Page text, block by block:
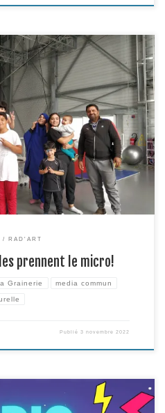
semaine des vacances d’automne,
Horizon se sont joyeusement
guidées par Alexandra, de Media
du lieu, interview et présentation
et rencontre de Nicolas […]
RAD'ART
prennent le micro!
Grainerie media commun
Publié3 novembre 2022